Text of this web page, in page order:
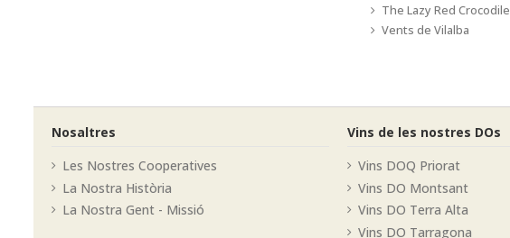
The Lazy Red Crocodile
Vents de Vilalba
Nosaltres
Les Nostres Cooperatives
La Nostra Història
La Nostra Gent - Missió
Vins de les nostres DOs
Vins DOQ Priorat
Vins DO Montsant
Vins DO Terra Alta
Vins DO Tarragona